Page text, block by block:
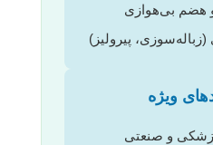
هضم بی‌هوازی
(زباله‌سوزی، پیرولیز)
و صنعتی